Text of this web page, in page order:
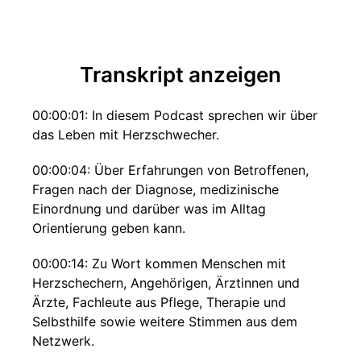
Transkript anzeigen
00:00:01: In diesem Podcast sprechen wir über
das Leben mit Herzschwecher.
00:00:04: Über Erfahrungen von Betroffenen,
Fragen nach der Diagnose, medizinische
Einordnung und darüber was im Alltag
Orientierung geben kann.
00:00:14: Zu Wort kommen Menschen mit
Herzschechern, Angehörigen, Ärztinnen und
Ärzte, Fachleute aus Pflege, Therapie und
Selbsthilfe sowie weitere Stimmen aus dem
Netzwerk.